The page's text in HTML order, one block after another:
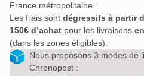
France métropolitaine :
Les frais sont dégressifs à partir
150€ d’achat pour les livraisons
(dans les zones éligibles).
Nous proposons 3 modes de
Chronopost :